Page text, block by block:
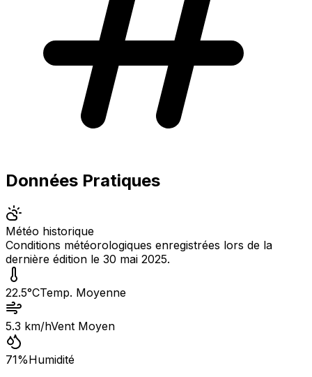
Données Pratiques
Météo historique
Conditions météorologiques enregistrées lors de la
dernière édition le 30 mai 2025.
22.5°CTemp. Moyenne
5.3 km/hVent Moyen
71%Humidité